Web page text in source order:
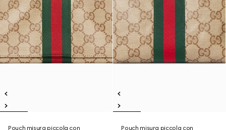
Pouch misura piccola con
Pouch misura piccola con